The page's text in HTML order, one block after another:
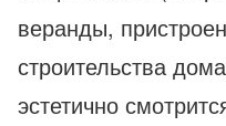
веранды,
строительства
эстетично